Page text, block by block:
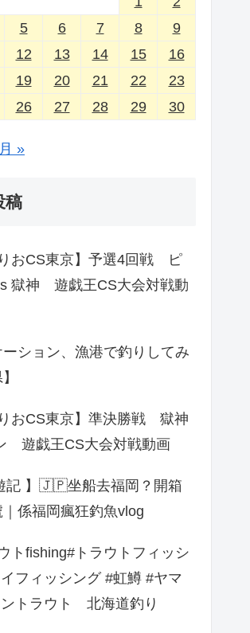
5 6 7 8
9
12 13 14 15
16
19 20 21 22
23
26 27 28 29 30
»
稿
りおCS東京】予選4回戦 ピ
獄神 遊戯王CS大会対戦動
ション、漁港で釣りしてみ
りおCS東京】準決勝戦 獄神
遊戯王CS大会対戦動画
記 】🇯🇵坐船去福岡？開箱
係福岡瘋狂釣魚vlog
トfishing#トラウトフィッシ
フィッシング #虹鱒 #ヤマ
ントラウト 北海道釣り